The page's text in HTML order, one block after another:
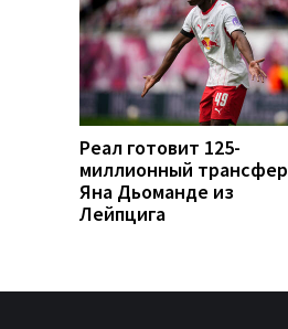
Реал готовит 125-
миллионный трансфер
Яна Дьоманде из
Лейпцига